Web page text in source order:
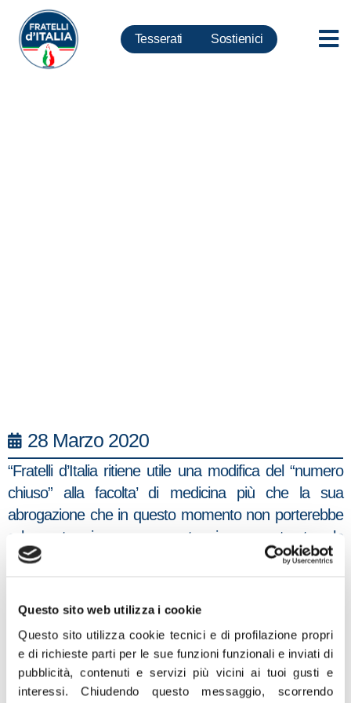
Questo sito web utilizza i cookie
Questo sito utilizza cookie tecnici e di profilazione propri
e di richieste parti per le sue funzioni funzionali e inviati di
pubblicità, contenuti e servizi più vicini ai tuoi gusti e
interessi.Chiudendo questo messaggio, scorrendo
Tesserati Sostienici
28 Marzo 2020
“Fratelli d’Italia ritiene utile una modifica del “numero
chiuso” alla facolta’ di medicina più che la sua
abrogazione che in questo momento non porterebbe
a breve termine nessun vantaggio per contrastare le
difficoltà attuali della gestione dell’epidemia da COVID-
della legge sulla formazione specialistica, già
Per quanto riguarda il numero chiuso per medicina
invece, ribadiamo con forza che va modificato,
affinché divenga più equo e meritocratico, e sia